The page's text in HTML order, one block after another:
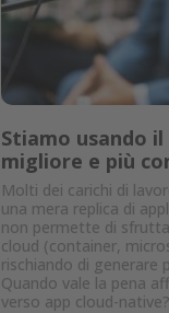
Stiamo usando
migliore e più
Molti dei carichi di
una mera replica di
non permette di
cloud (container,
rischiando di generare
Quando vale la pena
verso app cloud-